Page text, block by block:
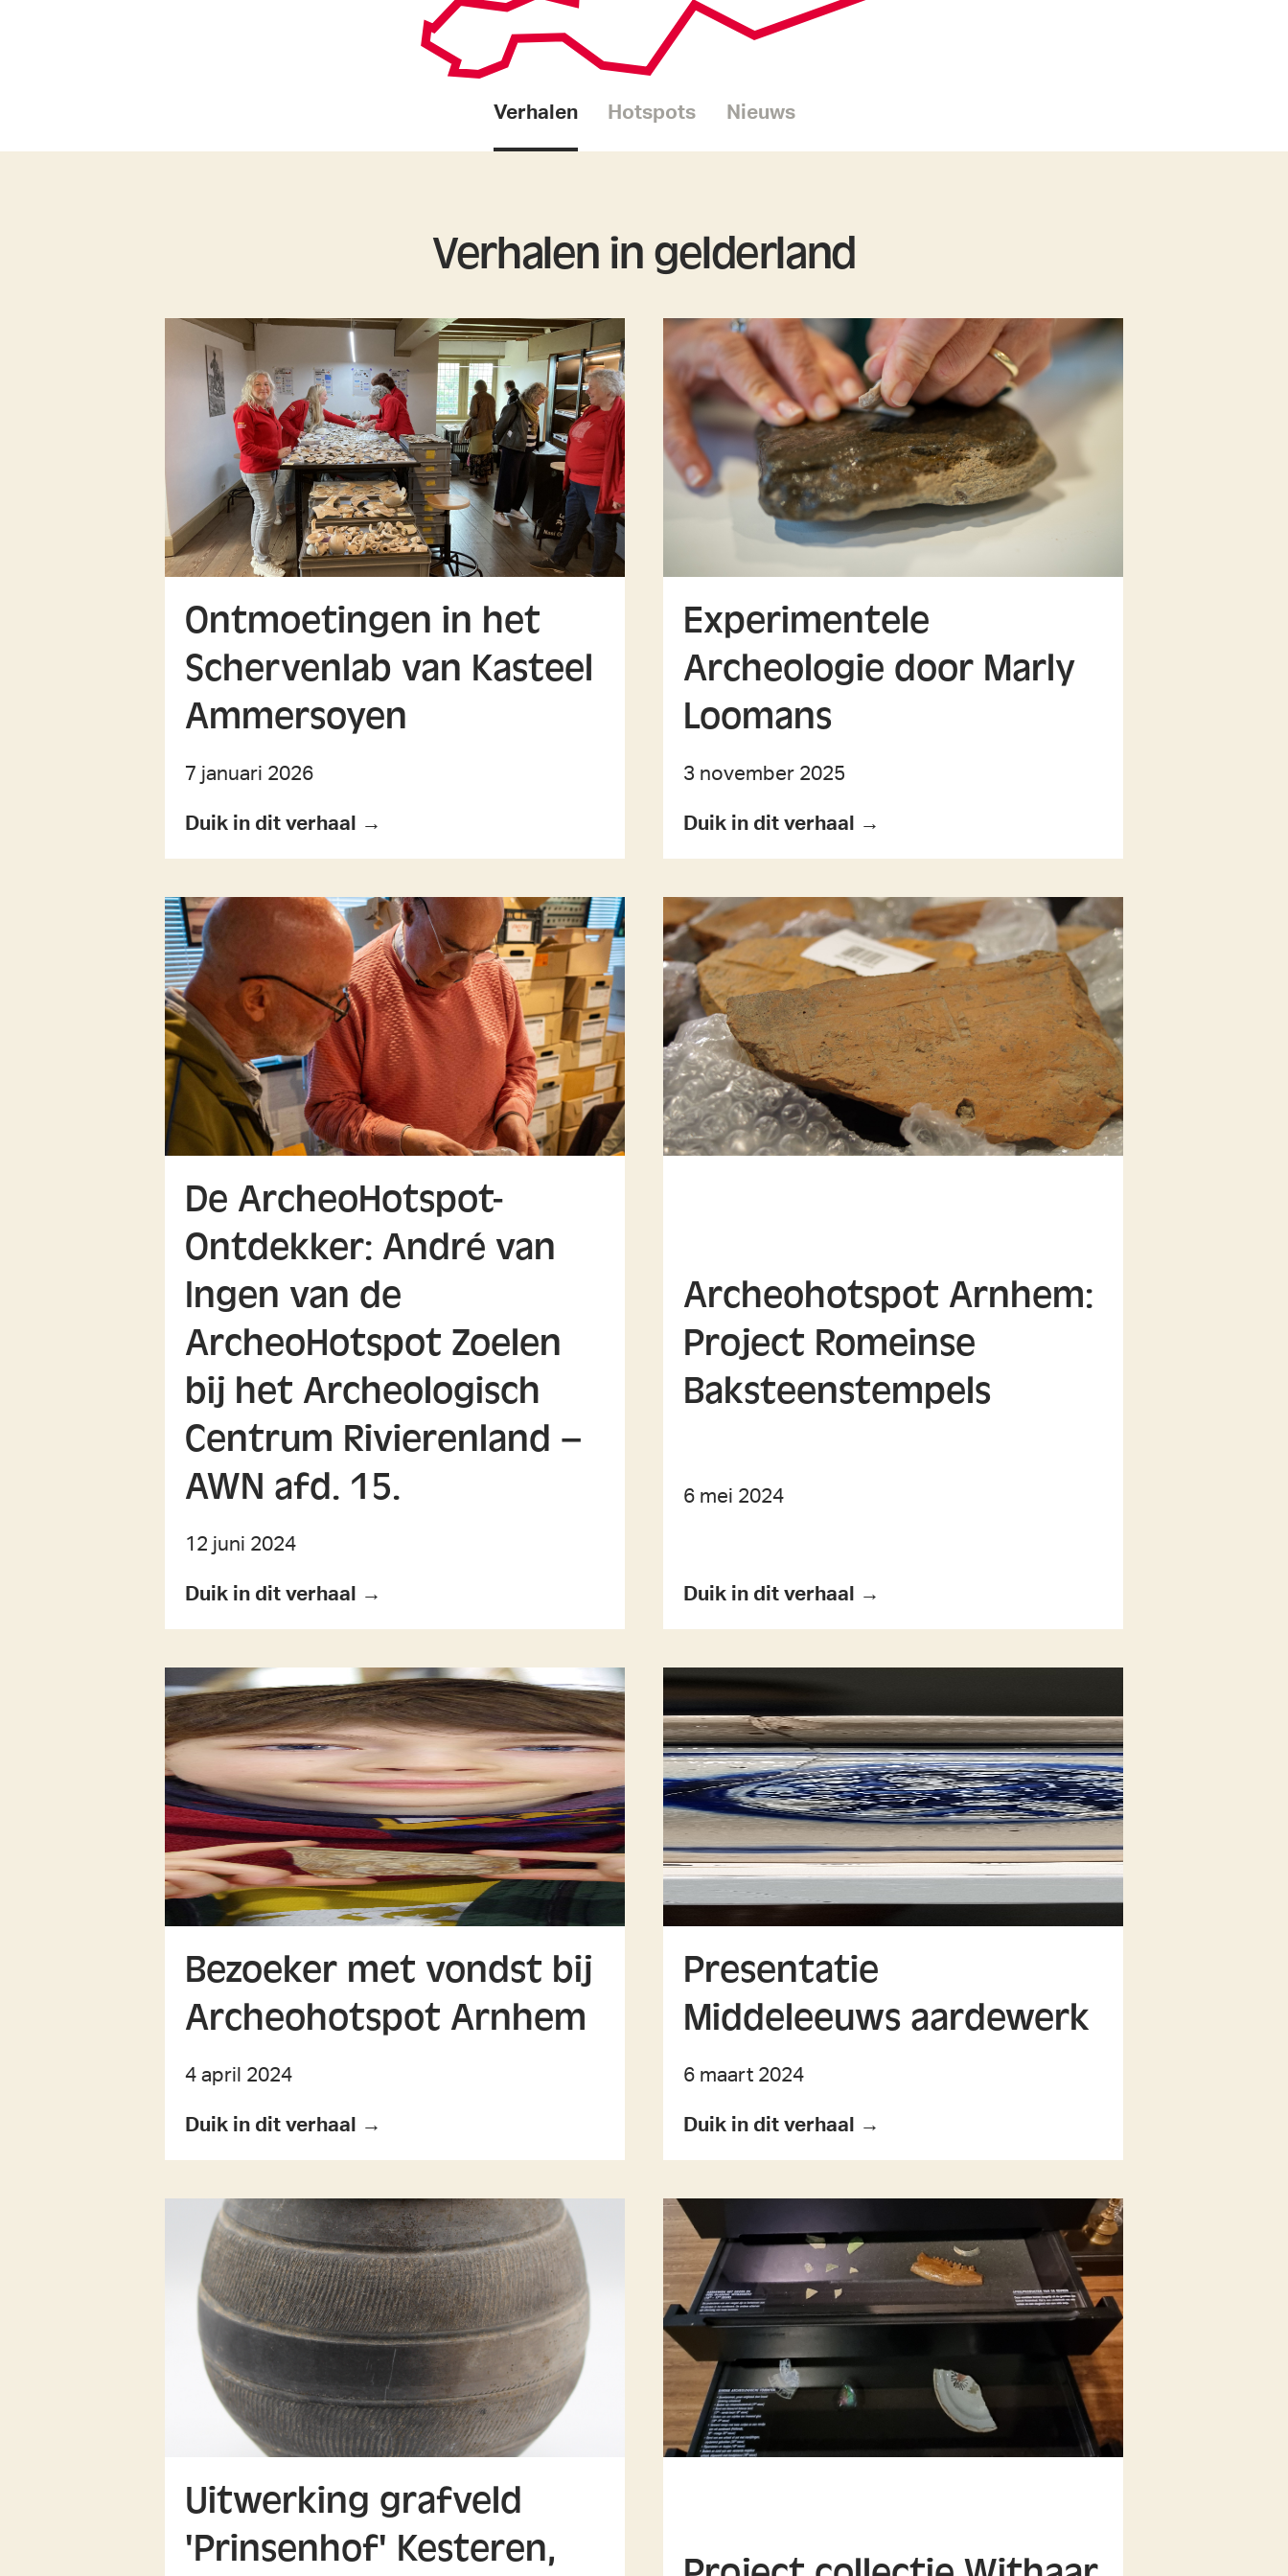
Verhalen Hotspots Nieuws
Verhalen in gelderland
Ontmoetingen in het
Schervenlab van Kasteel
Ammersoyen
7 januari 2026
Duik in dit verhaal →
Experimentele
Archeologie door Marly
Loomans
3 november 2025
Duik in dit verhaal →
De ArcheoHotspot-
Ontdekker: André van
Ingen van de
ArcheoHotspot Zoelen
bij het Archeologisch
Centrum Rivierenland –
AWN afd. 15.
12 juni 2024
Duik in dit verhaal →
Archeohotspot Arnhem:
Project Romeinse
Baksteenstempels
6 mei 2024
Duik in dit verhaal →
Bezoeker met vondst bij
Archeohotspot Arnhem
4 april 2024
Duik in dit verhaal →
Presentatie
Middeleeuws aardewerk
6 maart 2024
Duik in dit verhaal →
Uitwerking grafveld
'Prinsenhof' Kesteren,